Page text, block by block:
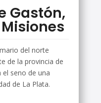
Gastón,
del norte
de la provincia de
el seno de una
de La Plata.